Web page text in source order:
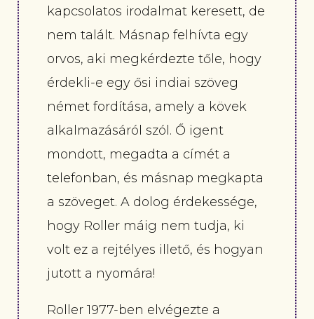
kapcsolatos irodalmat keresett, de
nem talált. Másnap felhívta egy
orvos, aki megkérdezte tőle, hogy
érdekli-e egy ősi indiai szöveg
német fordítása, amely a kövek
alkalmazásáról szól. Ő igent
mondott, megadta a címét a
telefonban, és másnap megkapta
a szöveget. A dolog érdekessége,
hogy Roller máig nem tudja, ki
volt ez a rejtélyes illető, és hogyan
jutott a nyomára!
Roller 1977-ben elvégezte a